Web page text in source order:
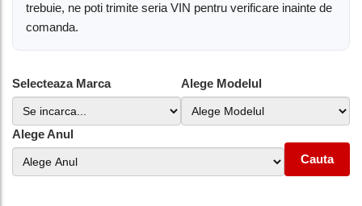
trebuie, ne poti trimite seria VIN pentru verificare inainte de
comanda.
Selecteaza Marca Alege Modelul
Alege Anul
Cauta